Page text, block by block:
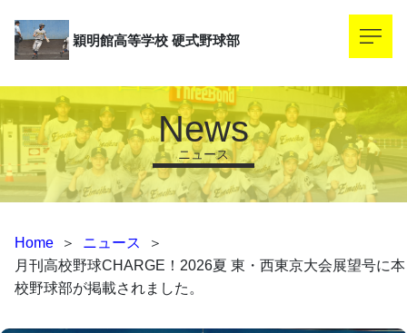
穎明館高等学校 硬式野球部
ニュース
News
Home ＞ ニュース
＞
月刊高校野球CHARGE！2026夏 東・西東京大会展望号に本
校野球部が掲載されました。